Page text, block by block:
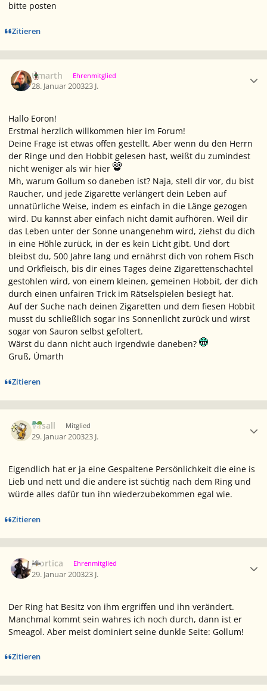
bitte posten
Zitieren
Úmarth Ehrenmitglied
28. Januar 200323 J.
Hallo Eoron!
Erstmal herzlich willkommen hier im Forum!
Deine Frage ist etwas offen gestellt. Aber wenn du den Herrn
der Ringe und den Hobbit gelesen hast, weißt du zumindest
nicht weniger als wir hier
Mh, warum Gollum so daneben ist? Naja, stell dir vor, du bist
Raucher, und jede Zigarette verlängert dein Leben auf
unnatürliche Weise, indem es einfach in die Länge gezogen
wird. Du kannst aber einfach nicht damit aufhören. Weil dir
das Leben unter der Sonne unangenehm wird, ziehst du dich
in eine Höhle zurück, in der es kein Licht gibt. Und dort
bleibst du, 500 Jahre lang und ernährst dich von rohem Fisch
und Orkfleisch, bis dir eines Tages deine Zigarettenschachtel
gestohlen wird, von einem kleinen, gemeinen Hobbit, der dich
durch einen unfairen Trick im Rätselspielen besiegt hat.
Auf der Suche nach deinen Zigaretten und dem fiesen Hobbit
musst du schließlich sogar ins Sonnenlicht zurück und wirst
sogar von Sauron selbst gefoltert.
Wärst du dann nicht auch irgendwie daneben?
Gruß, Úmarth
Zitieren
Vasall Mitglied
29. Januar 200323 J.
Eigendlich hat er ja eine Gespaltene Persönlichkeit die eine is
Lieb und nett und die andere ist süchtig nach dem Ring und
würde alles dafür tun ihn wiederzubekommen egal wie.
Zitieren
Mortica Ehrenmitglied
29. Januar 200323 J.
Der Ring hat Besitz von ihm ergriffen und ihn verändert.
Manchmal kommt sein wahres ich noch durch, dann ist er
Smeagol. Aber meist dominiert seine dunkle Seite: Gollum!
Zitieren